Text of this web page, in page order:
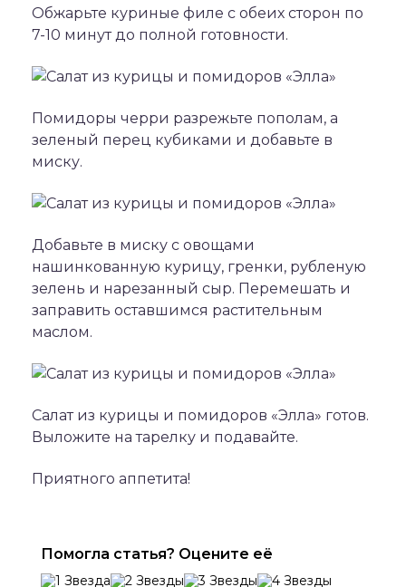
Обжарьте куриные филе с обеих сторон по
7-10 минут до полной готовности.
Помидоры черри разрежьте пополам, а
зеленый перец кубиками и добавьте в
миску.
Добавьте в миску с овощами
нашинкованную курицу, гренки, рубленую
зелень и нарезанный сыр. Перемешать и
заправить оставшимся растительным
маслом.
Салат из курицы и помидоров «Элла» готов.
Выложите на тарелку и подавайте.
Приятного аппетита!
Помогла статья? Оцените её